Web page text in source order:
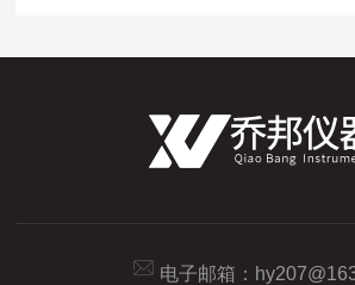
电子邮箱：